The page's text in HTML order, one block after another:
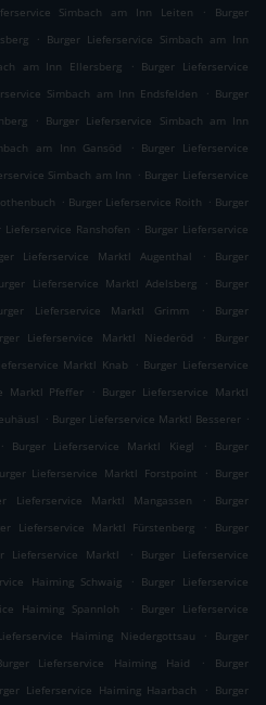
Simbach am Inn Leiten .
Burger
. Burger Lieferservice Simbach am Inn
am Inn Ellersberg . Burger Lieferservice
Simbach am Inn Endsfelden . Burger
. Burger Lieferservice Simbach am Inn
am Inn Gansöd . Burger Lieferservice
Simbach am Inn . Burger Lieferservice
. Burger Lieferservice Roith . Burger
Lieferservice Ranshofen . Burger Lieferservice
Lieferservice Marktl Augenthal .
Burger
Lieferservice Marktl Adelsberg . Burger
Lieferservice Marktl Grimm .
Burger
Lieferservice Marktl Niederöd .
Burger
Marktl Knab . Burger Lieferservice
Marktl Pfeffer . Burger Lieferservice Marktl
. Burger Lieferservice Marktl Besserer .
. Burger Lieferservice Marktl Kiegl .
Burger
Lieferservice Marktl Forstpoint . Burger
Lieferservice Marktl Mangassen .
Burger
Lieferservice Marktl Fürstenberg .
Burger
Lieferservice Marktl .
Burger Lieferservice
Haiming Schwaig . Burger Lieferservice
Haiming Spannloh .
Burger Lieferservice
Haiming Niedergottsau .
Burger
Lieferservice Haiming Haid .
Burger
Lieferservice Haiming Haarbach . Burger